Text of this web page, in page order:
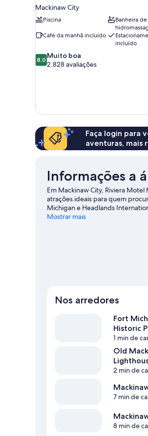
Mackinaw City
Piscina
Banheira de
Café da manhã incluído
incluído
8.0
de
avaliações
8,0 Muito boa
2.828 avaliações
Faça login para
aventuras, mais
Informações a
Em Mackinaw City, Riviera
atrações ideais para quem
Michigan e Headlands
Museum também valem a visita.
Mostrar mais
Nos arredores
Fort
Historic
1 min de
Old
2 min de
7 min de
8 min de